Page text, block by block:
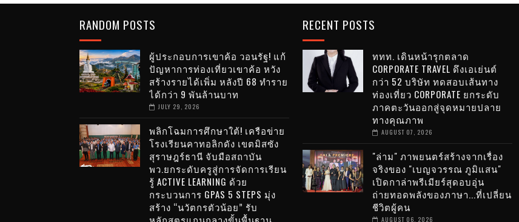
RANDOM POSTS
ผู้ประกอบการเขาค้อ วอนรัฐ! แก้
ปัญหาการท่องเที่ยวเขาค้อ หวัง
สร้างรายได้เพิ่ม หลังปี 68 ทำราย
ได้กว่า 9 พันล้านบาท
JULY 29, 2026
พลิกโฉมการศึกษาใต้! เครือข่าย
โรงเรียนคาทอลิกดัง เขตมิสซัง
สุราษฎร์ธานี จับมือสถาบัน
พว.ยกระดับครูสู่การจัดการเรียน
รู้ ACTIVE LEARNING ด้วย
กระบวนการ GPAS 5 STEPS มุ่ง
สร้าง “นวัตกรตัวน้อย” รับ
RECENT POSTS
ททท. เดินหน้ารุกตลาด
CORPORATE TRAVEL ดึงเอเย่นต์
กว่า 52 บริษัท ทดสอบเส้นทาง
ท่องเที่ยว CORPORATE ยกระดับ
ภาคตะวันออกสู่จุดหมายปลาย
ทางคุณภาพ
AUGUST 07, 2026
"ล่าม" ภาพยนตร์สร้างจากเรื่อง
จริงของ "เบญจวรรณ ภูมิแสน"
เปิดกาล่าพรีเมียร์สุดอบอุ่น
ถ่ายทอดพลังของภาษา...ที่เปลี่ยน
ชีวิตผู้คน
AUGUST 06, 2026